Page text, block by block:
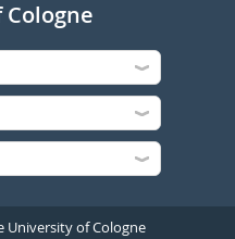
University of Cologne